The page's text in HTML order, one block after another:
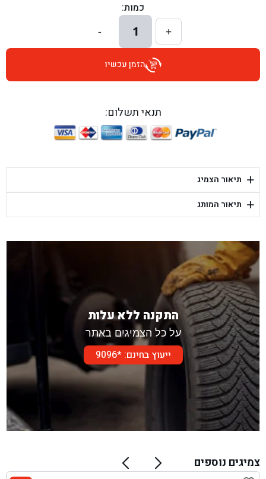
בן גל - הרצל 6, גדרה - גדרה
בן גל - שדרות דוד בן גוריון 8, באר שבע - באר שבע
בן גל - היובלים 26, הוד השרון - הוד השרון
בן גל - יפת 88, תל אביב יפו - תל אביב
בן גל - דור אלון הר טוב - בית שמש
כמות:
+
1
-
הזמן עכשיו
תנאי תשלום:
+ תיאור הצמיג
+ תיאור המותג
התקנה ללא עלות
על כל הצמיגים באתר
ייעוץ בחינם: *9096
צמיגים נוספים